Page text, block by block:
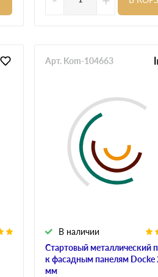
Стартовый металлический
к фасадным панелям Docke
мм
В наличии
Арт. Kom-104663